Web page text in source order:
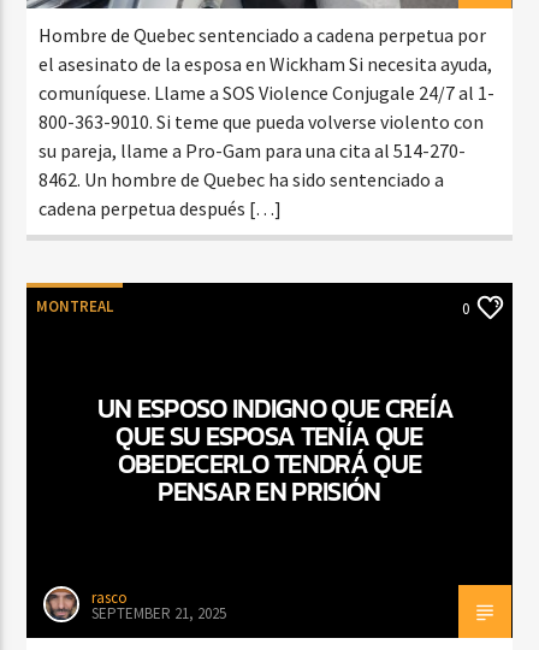
Hombre de Quebec sentenciado a cadena perpetua por
el asesinato de la esposa en Wickham Si necesita ayuda,
comuníquese. Llame a SOS Violence Conjugale 24/7 al 1-
800-363-9010. Si teme que pueda volverse violento con
su pareja, llame a Pro-Gam para una cita al 514-270-
8462. Un hombre de Quebec ha sido sentenciado a
cadena perpetua después […]
MONTREAL 0
UN ESPOSO INDIGNO QUE CREÍA
QUE SU ESPOSA TENÍA QUE
OBEDECERLO TENDRÁ QUE
PENSAR EN PRISIÓN
rasco
SEPTEMBER 21, 2025